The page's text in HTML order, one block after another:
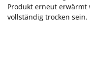
Produkt erneut erwärmt
vollständig trocken sein.